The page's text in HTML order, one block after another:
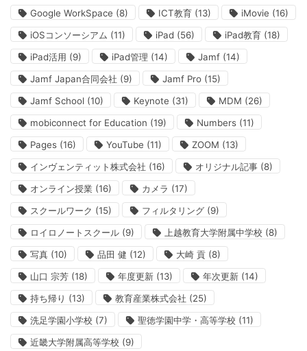
Google WorkSpace (8) ICT教育 (13) iMovie (16)
iOSコンソーシアム (11) iPad (56) iPad教育 (18)
iPad活用 (9) iPad管理 (14) Jamf (14)
Jamf Japan合同会社 (9) Jamf Pro (15)
Jamf School (10) Keynote (31) MDM (26)
mobiconnect for Education (19) Numbers (11)
Pages (16) YouTube (11) ZOOM (13)
インヴェンティット株式会社 (16) オリジナル記事 (8)
オンライン授業 (16) カメラ (17)
スクールワーク (15) フィルタリング (9)
ロイロノートスクール (9) 上越教育大学附属中学校 (8)
写真 (10) 品田 健 (12) 大崎 貢 (8)
山口 宗芳 (18) 年度更新 (13) 年次更新 (14)
持ち帰り (13) 教育産業株式会社 (25)
洗足学園小学校 (7) 聖徳学園中学・高等学校 (11)
近畿大学附属高等学校 (9)